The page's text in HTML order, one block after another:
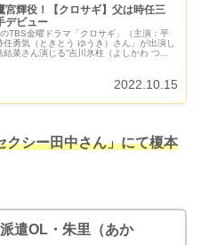
宮輝役！【クロサギ】父は時任三
デビュー
TBS金曜ドラマ「クロサギ」（主演：平
勇気（ときとう ゆうき）さん」が出演し
菜さん演じる“吉川氷柱（よしかわ つら
2022.10.15
クシー田中さん」にて榎本
遣OL・朱里（あか